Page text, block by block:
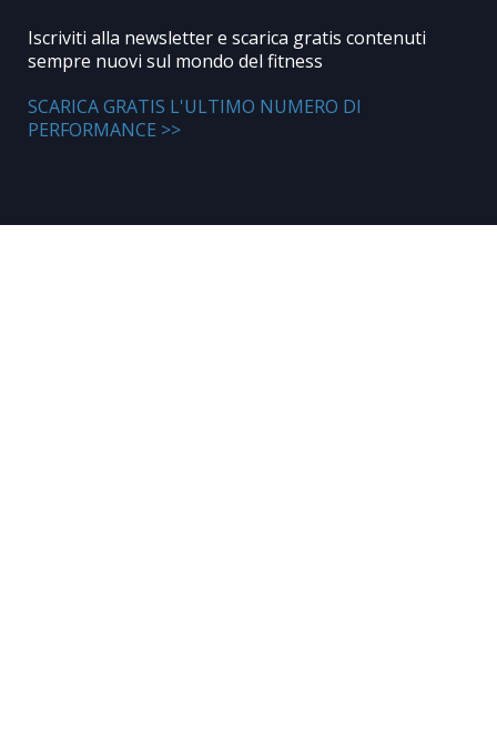
Iscriviti alla newsletter e scarica gratis contenuti
sempre nuovi sul mondo del fitness
SCARICA GRATIS L'ULTIMO NUMERO DI
PERFORMANCE >>